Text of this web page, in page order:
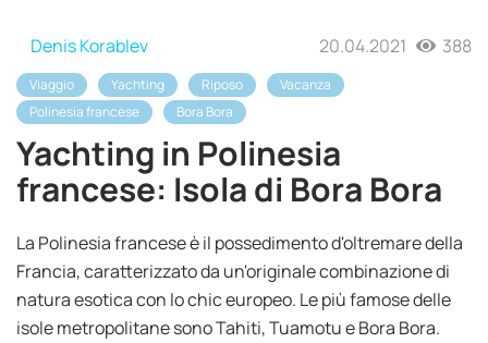
Denis Korablev 20.04.2021 388
Viaggio Yachting Riposo
Vacanza
Polinesia francese
Bora Bora
Yachting in Polinesia
francese: Isola di Bora Bora
La Polinesia francese è il possedimento d'oltremare della
Francia, caratterizzato da un'originale combinazione di
natura esotica con lo chic europeo. Le più famose delle
isole metropolitane sono Tahiti, Tuamotu e Bora Bora.